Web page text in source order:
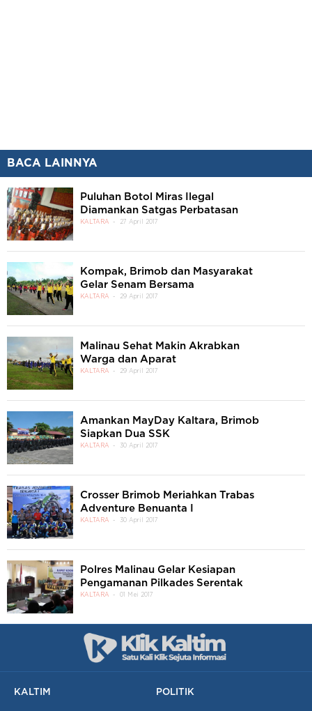
BACA LAINNYA
Puluhan Botol Miras Ilegal
Diamankan Satgas Perbatasan
KALTARA 27 April 2017
Kompak, Brimob dan Masyarakat
Gelar Senam Bersama
KALTARA 29 April 2017
Malinau Sehat Makin Akrabkan
Warga dan Aparat
KALTARA 29 April 2017
Amankan MayDay Kaltara, Brimob
Siapkan Dua SSK
KALTARA 30 April 2017
Crosser Brimob Meriahkan Trabas
Adventure Benuanta I
KALTARA 30 April 2017
Polres Malinau Gelar Kesiapan
Pengamanan Pilkades Serentak
KALTARA 01 Mei 2017
KALTIM POLITIK